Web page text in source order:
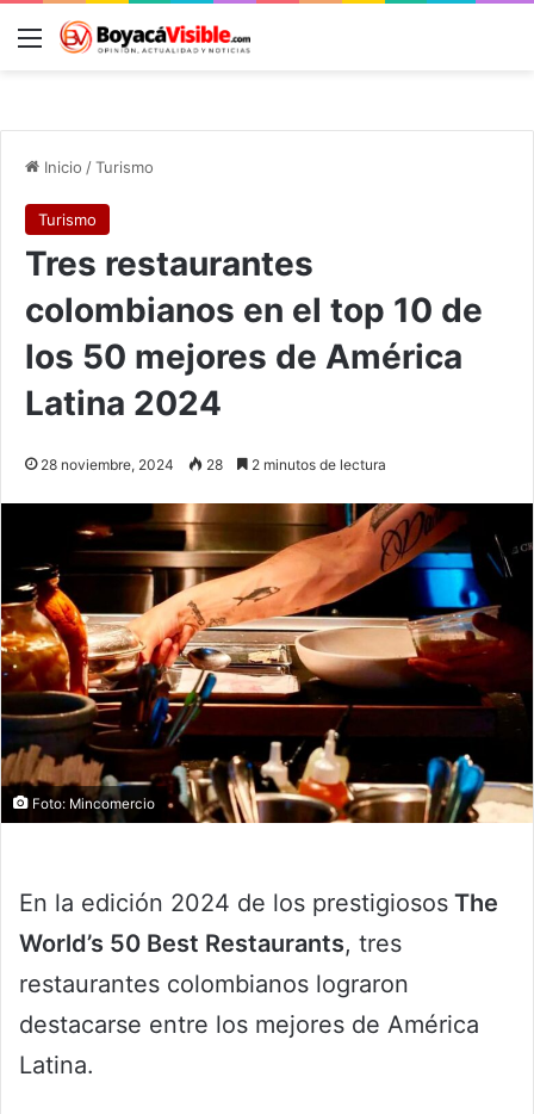
Menú
Inicio /Turismo
Turismo
Tres restaurantes
colombianos en el top 10 de
los 50 mejores de América
Latina 2024
28 noviembre, 2024 28 2 minutos de lectura
Foto: Mincomercio
En la edición 2024 de los prestigiosos The
World’s 50 Best Restaurants, tres
restaurantes colombianos lograron
destacarse entre los mejores de América
Latina.